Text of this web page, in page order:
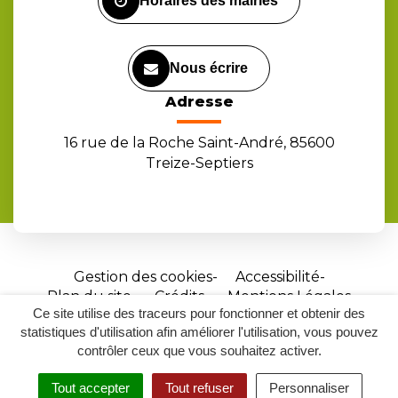
Ce site utilise des traceurs pour fonctionner et obtenir des
statistiques d'utilisation afin améliorer l'utilisation, vous pouvez
contrôler ceux que vous souhaitez activer.
Tout accepter Tout refuser Personnaliser
Nous écrire
Adresse
16 rue de la Roche Saint-André, 85600
Treize-Septiers
Gestion des cookies
Accessibilité
Plan du site
Crédits
Mentions Légales
Site
réalisé
par
Inovagora